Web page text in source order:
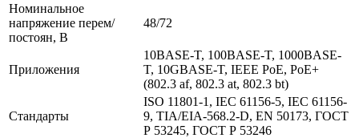
Номинальное
напряжение перем/
постоян, В
48/72
Приложения
10BASE-T, 100BASE-T, 1000BASE-
T, 10GBASE-T, IEEE PoE, PoE+
(802.3 af, 802.3 at, 802.3 bt)
Стандарты
ISO 11801-1, IEC 61156-5, IEC 61156-
9, TIA/EIA-568.2-D, EN 50173, ГОСТ
Р 53245, ГОСТ Р 53246